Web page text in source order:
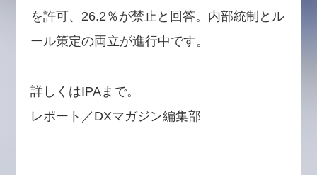
を許可、26.2％が禁止と回答。内部統制とル
ール策定の両立が進行中です。
詳しくはIPAまで。
レポート／DXマガジン編集部